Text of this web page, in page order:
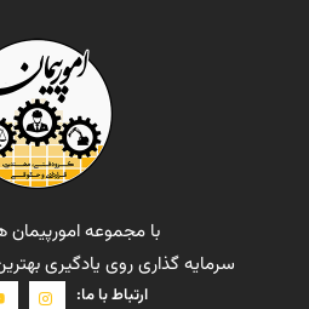
با مجموعه امورپیمان
سرمایه گذاری روی یادگیری
ارتباط با ما: